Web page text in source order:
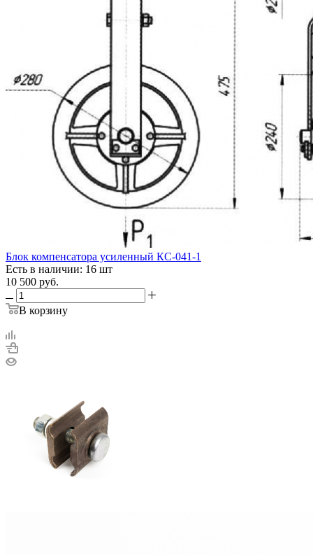
Блок компенсатора усиленный КС-041-1
Есть в наличии: 16 шт
10 500 руб.
В корзину